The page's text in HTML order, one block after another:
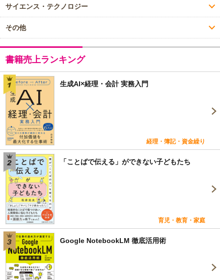
サイエンス・テクノロジー
その他
書籍売上ランキング
生成AI×経理・会計 実務入門
経理・簿記・資金繰り
「ことばで伝える」ができない子どもたち
育児・教育・家庭
Google NotebookLM 徹底活用術